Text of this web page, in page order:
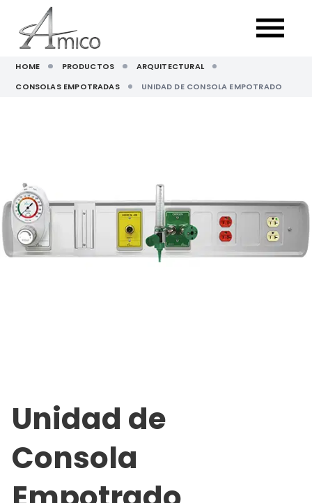
HOME PRODUCTOS
ARQUITECTURAL
CONSOLAS EMPOTRADAS
UNIDAD DE CONSOLA EMPOTRADO
Unidad de
Consola